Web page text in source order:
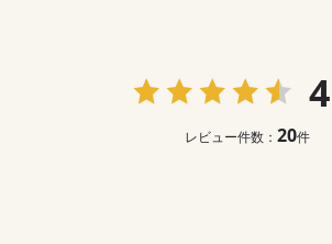
レビュー件数： 20件